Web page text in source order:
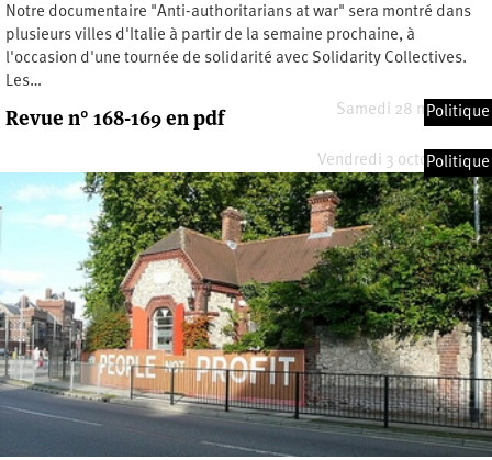
Notre documentaire "Anti-authoritarians at war" sera montré dans
plusieurs villes d'Italie à partir de la semaine prochaine, à
l'occasion d'une tournée de solidarité avec Solidarity Collectives.
Les…
Samedi 28 mars 2026
Politique
Revue n° 168-169 en pdf
Vendredi 3 octobre 2025
Politique